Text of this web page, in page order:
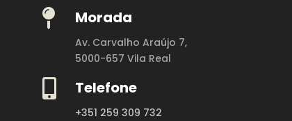
 Morada
Av. Carvalho Araújo 7,
5000-657 Vila Real
 Telefone
+351 259 309 732